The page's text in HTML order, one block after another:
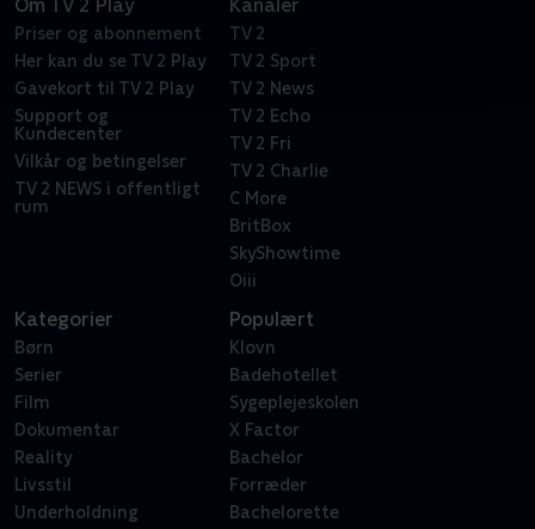
Om TV 2 Play
Priser og abonnement
Her kan du se TV 2 Play
Gavekort til TV 2 Play
Support og
Kundecenter
Vilkår og betingelser
TV 2 NEWS i offentligt
rum
Kanaler
TV 2
TV 2 Sport
TV 2 News
TV 2 Echo
TV 2 Fri
TV 2 Charlie
C More
BritBox
SkyShowtime
Oiii
Kategorier
Børn
Serier
Film
Dokumentar
Reality
Livsstil
Underholdning
Populært
Klovn
Badehotellet
Sygeplejeskolen
X Factor
Bachelor
Forræder
Bachelorette